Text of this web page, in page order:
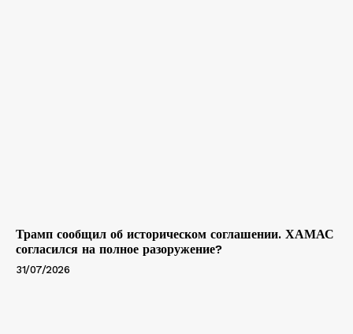
Трамп сообщил об историческом соглашении. ХАМАС
согласился на полное разоружение?
31/07/2026